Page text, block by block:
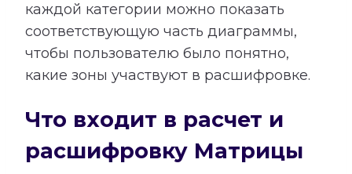
каждой категории можно показать
соответствующую часть диаграммы,
чтобы пользователю было понятно,
какие зоны участвуют в расшифровке.
Что входит в расчет и
расшифровку Матрицы